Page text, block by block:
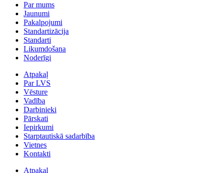
Par mums
Jaunumi
Pakalpojumi
Standartizācija
Standarti
Likumdošana
Noderīgi
Atpakaļ
Par LVS
Vēsture
Vadība
Darbinieki
Pārskati
Iepirkumi
Starptautiskā sadarbība
Vietnes
Kontakti
Atpakaļ